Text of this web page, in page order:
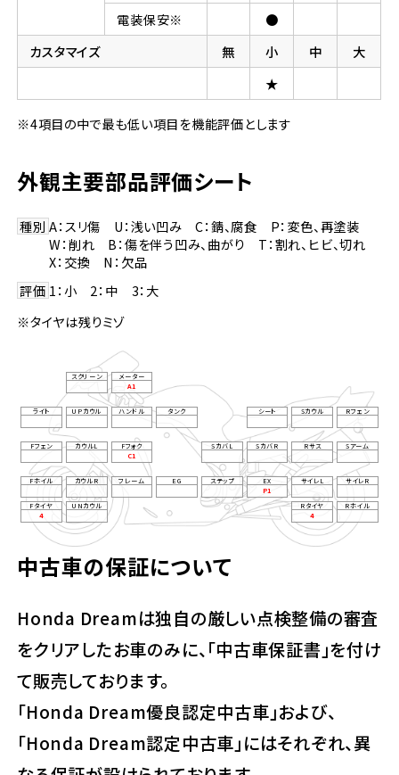
電装保安※
●
カスタマイズ
無 小 中
大
★
※4項目の中で最も低い項目を機能評価とします
外観主要部品評価シート
種別 A：スリ傷 U：浅い凹み C：錆、腐食 P：変色、再塗装
W：削れ B：傷を伴う凹み、曲がり T：割れ、ヒビ、切れ
X：交換 N：欠品
評価 1：小 2：中 3：大
※タイヤは残りミゾ
スクリーン
メーター
A1
ライト UPカウル ハンドル タンク シート Sカウル Rフェン
Fフェン カウルL
Fフォク
C1
SカバL SカバR Rサス Sアーム
Fホイル カウルR フレーム EG ステップ
EX
P1
サイレL サイレR
Fタイヤ
4
UNカウル
Rタイヤ
4
Rホイル
中古車の保証について
Honda Dreamは独自の厳しい点検整備の審査
をクリアしたお車のみに、「中古車保証書」を付け
て販売しております。
「Honda Dream優良認定中古車」および、
「Honda Dream認定中古車」にはそれぞれ、異